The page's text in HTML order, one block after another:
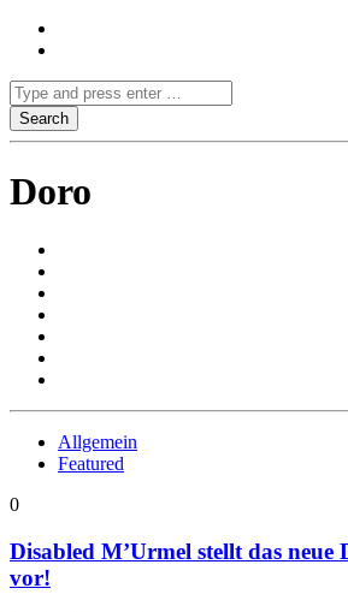
Doro
Allgemein
Featured
0
Disabled M’Urmel stellt das
vor!